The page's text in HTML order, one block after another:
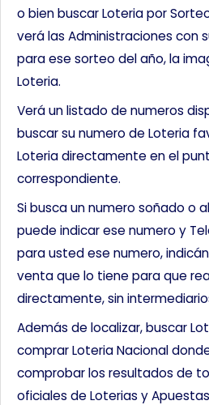
o bien buscar Loteria por
verá las Administraciones con
para ese sorteo del año, la
Loteria.
Verá un listado de numeros
buscar su numero de Loteria
Loteria directamente en el
correspondiente.
Si busca un numero soñado o
puede indicar ese numero y
para usted ese numero,
venta que lo tiene para que
directamente, sin
Además de localizar, buscar
comprar Loteria Nacional
comprobar los resultados de
oficiales de Loterias y